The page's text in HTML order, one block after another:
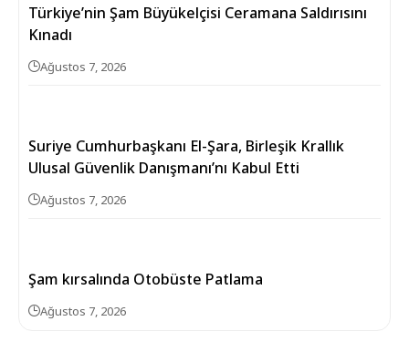
Türkiye’nin Şam Büyükelçisi Ceramana Saldırısını
Kınadı
Ağustos 7, 2026
Suriye Cumhurbaşkanı El-Şara, Birleşik Krallık
Ulusal Güvenlik Danışmanı’nı Kabul Etti
Ağustos 7, 2026
Şam kırsalında Otobüste Patlama
Ağustos 7, 2026